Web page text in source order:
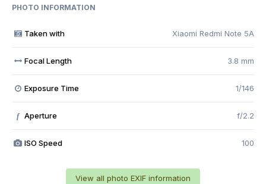
PHOTO INFORMATION
Taken with Xiaomi Redmi Note 5A
Focal Length 3.8 mm
Exposure Time 1/146
f Aperture f/2.2
ISO Speed 100
View all photo EXIF information